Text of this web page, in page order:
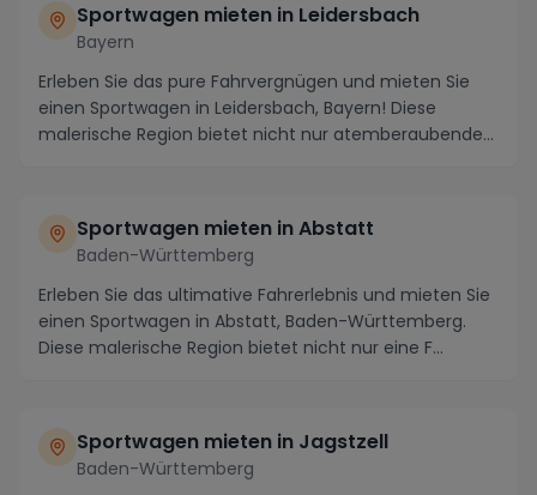
Sportwagen mieten in Leidersbach
Bayern
Erleben Sie das pure Fahrvergnügen und mieten Sie
einen Sportwagen in Leidersbach, Bayern! Diese
malerische Region bietet nicht nur atemberaubende
Sportwagen mieten in Abstatt
Baden-Württemberg
Erleben Sie das ultimative Fahrerlebnis und mieten Sie
einen Sportwagen in Abstatt, Baden-Württemberg.
Diese malerische Region bietet nicht nur eine F...
Sportwagen mieten in Jagstzell
Baden-Württemberg